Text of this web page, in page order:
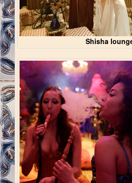
Shisha